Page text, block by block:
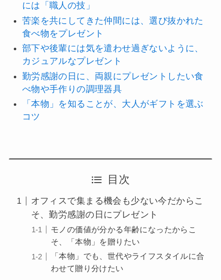
には「職人の技」
苦楽を共にしてきた仲間には、選び抜かれた
食べ物をプレゼント
部下や後輩には気を遣わせ過ぎないように、
カジュアルなプレゼント
勤労感謝の日に、両親にプレゼントしたい食
べ物や手作りの調理器具
「本物」を知ることが、大人がギフトを選ぶ
コツ
目次
オフィスで集まる機会も少ない今だからこ
そ、勤労感謝の日にプレゼント
モノの価値が分かる年齢になったからこ
そ、「本物」を贈りたい
「本物」でも、世代やライフスタイルに合
わせて贈り分けたい